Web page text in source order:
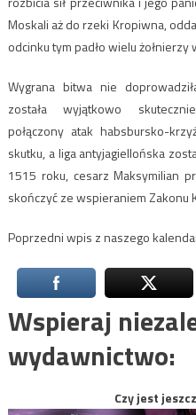
Moskali aż do rzeki Kropiwna,
odcinku tym padło wielu żołnierzy
Wygrana bitwa nie
została wyjątkowo
połączony atak habsbursko-
skutku, a liga antyjagiellońska
1515 roku, cesarz Maksymilian
skończyć ze wspieraniem Zakonu
Poprzedni wpis z naszego
Wspieraj
wydawnictwo:
Czy jest